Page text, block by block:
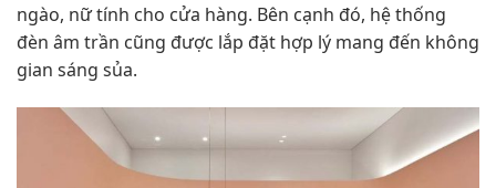
ngào, nữ tính cho cửa hàng. Bên cạnh đó, hệ thống
đèn âm trần cũng được lắp đặt hợp lý mang đến không
gian sáng sủa.